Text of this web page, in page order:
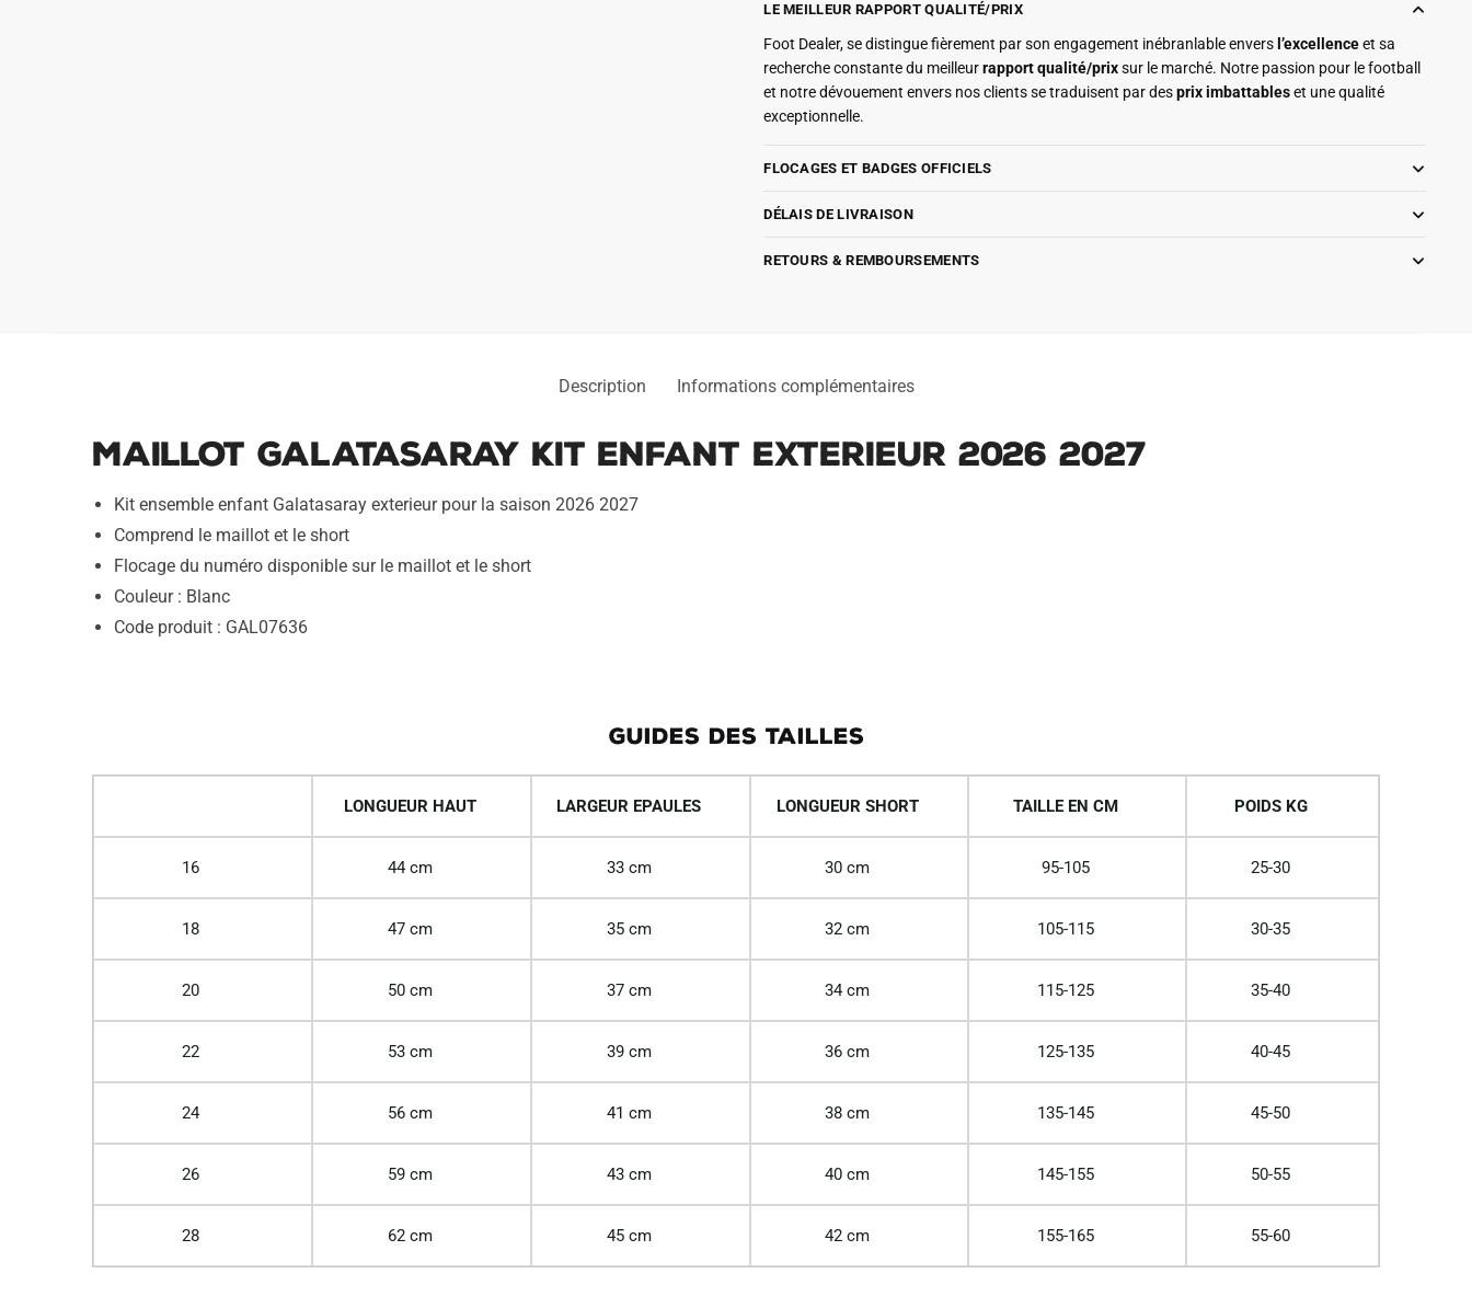
LE MEILLEUR RAPPORT QUALITÉ/PRIX
Foot Dealer, se distingue fièrement par son engagement inébranlable envers l’excellenceet sa
recherche constante du meilleurrapport qualité/prixsur le marché. Notre passion pour le football
et notre dévouement envers nos clients se traduisent par desprix imbattableset une qualité
exceptionnelle.
FLOCAGES ET BADGES OFFICIELS
DÉLAIS DE LIVRAISON
RETOURS & REMBOURSEMENTS
Description Informations complémentaires
Maillot Galatasaray Kit Enfant Exterieur 2026 2027
Kit ensemble enfant Galatasaray exterieur pour la saison 2026 2027
Comprend le maillot et le short
Flocage du numéro disponible sur le maillot et le short
Couleur : Blanc
Code produit : GAL07636
GUIDES DES TAILLES
LONGUEUR HAUT LARGEUR EPAULES LONGUEUR SHORT TAILLE EN CM POIDS KG
16 44 cm 33 cm 30 cm 95-105 25-30
18 47 cm 35 cm 32 cm 105-115 30-35
20 50 cm 37 cm 34 cm 115-125 35-40
22 53 cm 39 cm 36 cm 125-135 40-45
24 56 cm 41 cm 38 cm 135-145 45-50
26 59 cm 43 cm 40 cm 145-155 50-55
28 62 cm 45 cm 42 cm 155-165 55-60